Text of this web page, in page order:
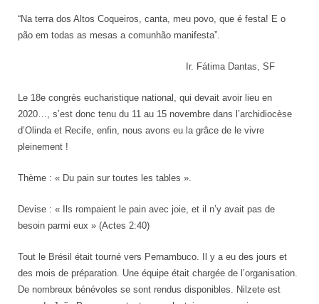
“Na terra dos Altos Coqueiros, canta, meu povo, que é festa! E o
pão em todas as mesas a comunhão manifesta”.
Ir. Fátima Dantas, SF
Le 18e congrès eucharistique national, qui devait avoir lieu en
2020…, s’est donc tenu du 11 au 15 novembre dans l’archidiocèse
d’Olinda et Recife, enfin, nous avons eu la grâce de le vivre
pleinement !
Thème : « Du pain sur toutes les tables ».
Devise : « Ils rompaient le pain avec joie, et il n’y avait pas de
besoin parmi eux » (Actes 2:40)
Tout le Brésil était tourné vers Pernambuco. Il y a eu des jours et
des mois de préparation. Une équipe était chargée de l’organisation.
De nombreux bénévoles se sont rendus disponibles. Nilzete est